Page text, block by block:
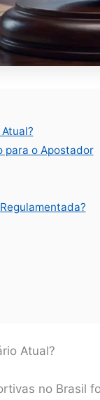
para o Apostador
Atual?
no Brasil